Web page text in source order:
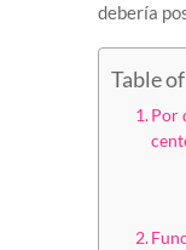
debería
Table
Por